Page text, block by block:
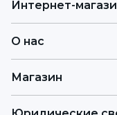
Интернет-
О нас
Магазин